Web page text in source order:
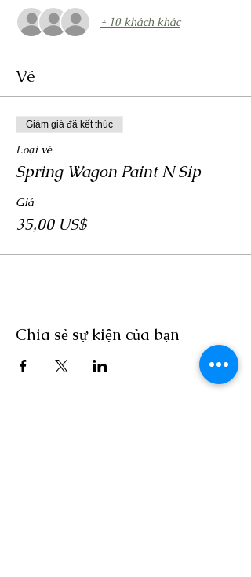
+ 10 khách khác
Vé
Giảm giá đã kết thúc
Loại vé
Spring Wagon Paint N Sip
Giá
35,00 US$
Chia sẻ sự kiện của bạn